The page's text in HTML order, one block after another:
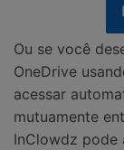
Ou se você
OneDrive
acessar
mutuamente
InClowdz pode